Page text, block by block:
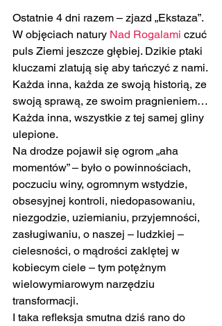
Ostatnie 4 dni razem – zjazd „Ekstaza”.
W objęciach natury Nad Rogalami czuć
puls Ziemi jeszcze głębiej. Dzikie ptaki
kluczami zlatują się aby tańczyć z nami.
Każda inna, każda ze swoją historią, ze
swoją sprawą, ze swoim pragnieniem…
Każda inna, wszystkie z tej samej gliny
ulepione.
Na drodze pojawił się ogrom „aha
momentów” – było o powinnościach,
poczuciu winy, ogromnym wstydzie,
obsesyjnej kontroli, niedopasowaniu,
niezgodzie, uziemianiu, przyjemności,
zasługiwaniu, o naszej – ludzkiej –
cielesności, o mądrości zaklętej w
kobiecym ciele – tym potężnym
wielowymiarowym narzędziu
transformacji.
I taka refleksja smutna dziś rano do